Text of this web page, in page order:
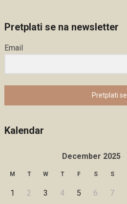
Pretplati se na newsletter
Email
Pretplati se
Kalendar
December 2025
M T W T F S S
1 2 3 4 5 6 7